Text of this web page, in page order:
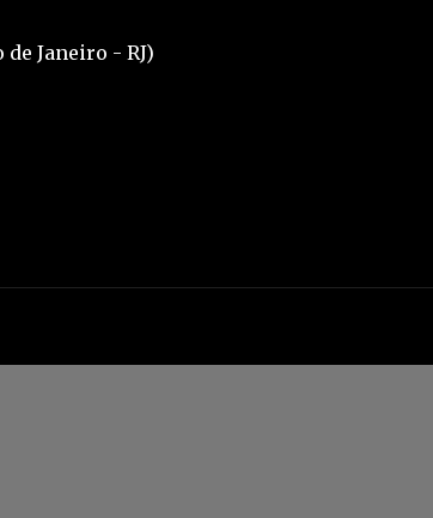
de Janeiro - RJ)